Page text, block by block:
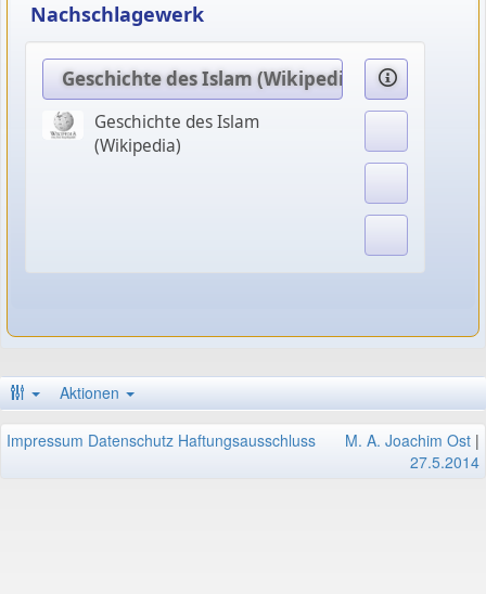
Nachschlagewerk
Geschichte des Islam (Wikipedia)
Geschichte des Islam
(Wikipedia)
Aktionen
Impressum Datenschutz Haftungsausschluss M. A. Joachim Ost |
27.5.2014